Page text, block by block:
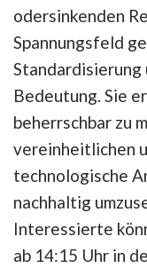
odersinkenden
Spannungsfeld
Bedeutung. Sie
beherrschbar zu
vereinheitlichen
technologische
nachhaltig
Interessierte
ab 14:15 Uhr in